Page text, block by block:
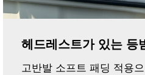
헤드레스트가 있는 등
고반발 소프트 패딩 적용